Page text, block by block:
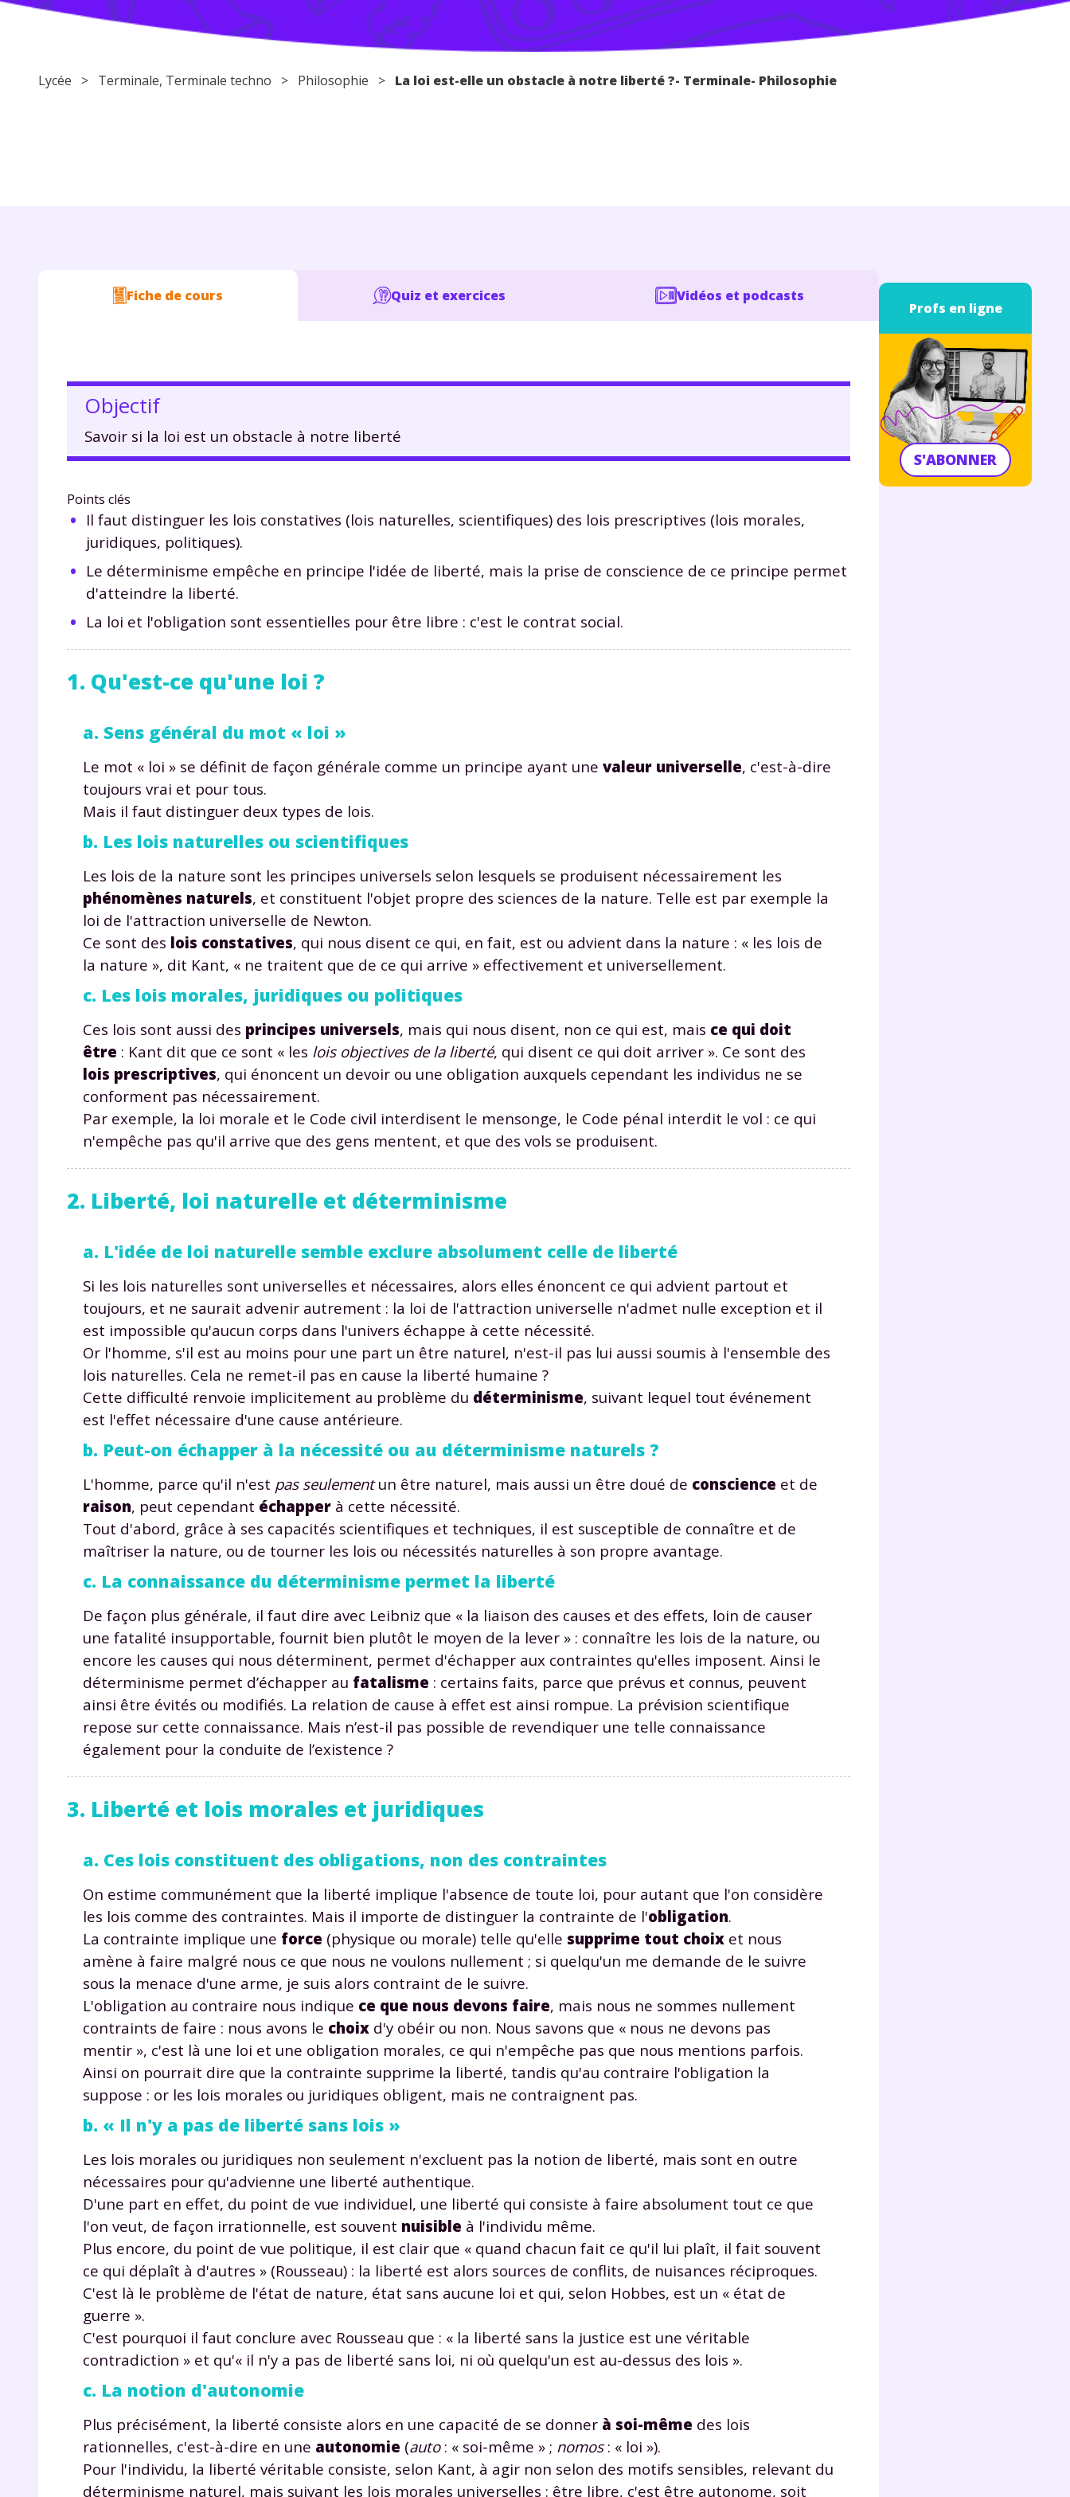
Lycée > Terminale, Terminale techno > Philosophie > La loi est-elle un obstacle à notre liberté ?- Terminale- Philosophie
Fiche de cours Quiz et exercices Vidéos et podcasts
Objectif
Savoir si la loi est un obstacle à notre liberté
Points clés
Il faut distinguer les lois constatives (lois naturelles, scientifiques) des lois prescriptives (lois morales,
juridiques, politiques).
Le déterminisme empêche en principe l'idée de liberté, mais la prise de conscience de ce principe permet
d'atteindre la liberté.
La loi et l'obligation sont essentielles pour être libre : c'est le contrat social.
1. Qu'est-ce qu'une loi ?
a. Sens général du mot « loi »
Le mot « loi » se définit de façon générale comme un principe ayant une valeur universelle, c'est-à-dire
toujours vrai et pour tous.
Mais il faut distinguer deux types de lois.
b. Les lois naturelles ou scientifiques
Les lois de la nature sont les principes universels selon lesquels se produisent nécessairement les
phénomènes naturels, et constituent l'objet propre des sciences de la nature. Telle est par exemple la
loi de l'attraction universelle de Newton.
Ce sont des lois constatives, qui nous disent ce qui, en fait, est ou advient dans la nature : « les lois de
la nature », dit Kant, « ne traitent que de ce qui arrive » effectivement et universellement.
c. Les lois morales, juridiques ou politiques
Ces lois sont aussi des principes universels, mais qui nous disent, non ce qui est, mais ce qui doit
être : Kant dit que ce sont « les lois objectives de la liberté, qui disent ce qui doit arriver ». Ce sont des
lois prescriptives, qui énoncent un devoir ou une obligation auxquels cependant les individus ne se
conforment pas nécessairement.
Par exemple, la loi morale et le Code civil interdisent le mensonge, le Code pénal interdit le vol : ce qui
n'empêche pas qu'il arrive que des gens mentent, et que des vols se produisent.
2. Liberté, loi naturelle et déterminisme
a. L'idée de loi naturelle semble exclure absolument celle de liberté
Si les lois naturelles sont universelles et nécessaires, alors elles énoncent ce qui advient partout et
toujours, et ne saurait advenir autrement : la loi de l'attraction universelle n'admet nulle exception et il
est impossible qu'aucun corps dans l'univers échappe à cette nécessité.
Or l'homme, s'il est au moins pour une part un être naturel, n'est-il pas lui aussi soumis à l'ensemble des
lois naturelles. Cela ne remet-il pas en cause la liberté humaine ?
Cette difficulté renvoie implicitement au problème du déterminisme, suivant lequel tout événement
est l'effet nécessaire d'une cause antérieure.
b. Peut-on échapper à la nécessité ou au déterminisme naturels ?
L'homme, parce qu'il n'est pas seulementun être naturel, mais aussi un être doué de conscience et de
raison, peut cependant échapper à cette nécessité.
Tout d'abord, grâce à ses capacités scientifiques et techniques, il est susceptible de connaître et de
maîtriser la nature, ou de tourner les lois ou nécessités naturelles à son propre avantage.
c. La connaissance du déterminisme permet la liberté
De façon plus générale, il faut dire avec Leibniz que « la liaison des causes et des effets, loin de causer
une fatalité insupportable, fournit bien plutôt le moyen de la lever » : connaître les lois de la nature, ou
encore les causes qui nous déterminent, permet d'échapper aux contraintes qu'elles imposent. Ainsi le
déterminisme permet d’échapper au fatalisme : certains faits, parce que prévus et connus, peuvent
ainsi être évités ou modifiés. La relation de cause à effet est ainsi rompue. La prévision scientifique
repose sur cette connaissance. Mais n’est-il pas possible de revendiquer une telle connaissance
également pour la conduite de l’existence ?
3. Liberté et lois morales et juridiques
a. Ces lois constituent des obligations, non des contraintes
On estime communément que la liberté implique l'absence de toute loi, pour autant que l'on considère
les lois comme des contraintes. Mais il importe de distinguer la contrainte de l'obligation.
La contrainte implique une force (physique ou morale) telle qu'elle supprime tout choix et nous
amène à faire malgré nous ce que nous ne voulons nullement ; si quelqu'un me demande de le suivre
sous la menace d'une arme, je suis alors contraint de le suivre.
L'obligation au contraire nous indique ce que nous devons faire, mais nous ne sommes nullement
contraints de faire : nous avons le choix d'y obéir ou non. Nous savons que « nous ne devons pas
mentir », c'est là une loi et une obligation morales, ce qui n'empêche pas que nous mentions parfois.
Ainsi on pourrait dire que la contrainte supprime la liberté, tandis qu'au contraire l'obligation la
suppose : or les lois morales ou juridiques obligent, mais ne contraignent pas.
b. « Il n'y a pas de liberté sans lois »
Les lois morales ou juridiques non seulement n'excluent pas la notion de liberté, mais sont en outre
nécessaires pour qu'advienne une liberté authentique.
D'une part en effet, du point de vue individuel, une liberté qui consiste à faire absolument tout ce que
l'on veut, de façon irrationnelle, est souvent nuisible à l'individu même.
Plus encore, du point de vue politique, il est clair que « quand chacun fait ce qu'il lui plaît, il fait souvent
ce qui déplaît à d'autres » (Rousseau) : la liberté est alors sources de conflits, de nuisances réciproques.
C'est là le problème de l'état de nature, état sans aucune loi et qui, selon Hobbes, est un « état de
guerre ».
C'est pourquoi il faut conclure avec Rousseau que : « la liberté sans la justice est une véritable
contradiction » et qu'« il n'y a pas de liberté sans loi, ni où quelqu'un est au-dessus des lois ».
c. La notion d'autonomie
Plus précisément, la liberté consiste alors en une capacité de se donner à soi-même des lois
rationnelles, c'est-à-dire en une autonomie (auto: « soi-même » ; nomos: « loi »).
Pour l'individu, la liberté véritable consiste, selon Kant, à agir non selon des motifs sensibles, relevant du
déterminisme naturel, mais suivant les lois morales universelles : être libre, c'est être autonome, soit
Profs en ligne
S'ABONNER
Fermer
Envie de progresser et de
Testez gratuitement pendant 24h
notre plateforme de soutien scolaire !
Fiches de cours et vidéos,
exercices corrigés
Unespace dédié aux
progrès
Tout le programme scolaire
disponibles à la demande
TESTER GRATUITEMENT
* Votre code d'accès sera envoyé à cette adresse e-mail. En renseignant votre e-mail, vous
consentez à ce que vos données à caractère personnel soient traitées par SEJER, sous la
marque myMaxicours, afin que SEJER puisse vous donner accès au service de soutien scolaire
pendant 24h. Pour en savoir plus sur la gestion de vos données personnelles et pour exercer
vos droits, vous pouvez consulter
J’accepte de recevoir les actualités et des communications de la
part de myMaxicours.
Votre adresse e-mail sera exclusivement utilisée pour vous envoyer notre
newsletter. Vous pourrez vous désinscrire à tout moment, à travers le lien de
désinscription présent dans chaque newsletter. Pour en savoir plus sur la gestion
notre charte.